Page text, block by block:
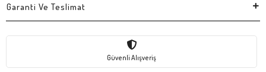
Garanti Ve Teslimat
Güvenli Alışveriş